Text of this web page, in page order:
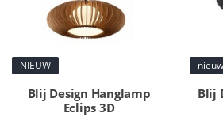
NIEUW
Blij Design Hanglamp
Eclips 3D
nieuw
Blij